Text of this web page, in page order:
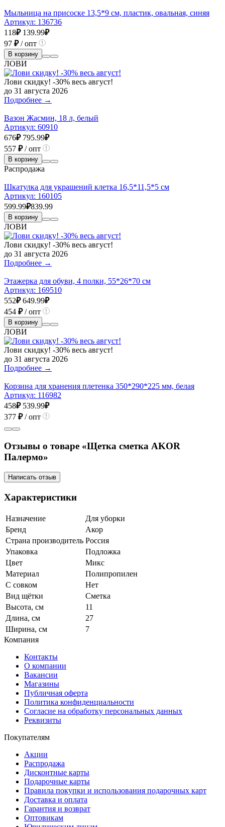
Мыльница на присоске 13,5*9 см, пластик, овальная, синяя
Артикул: 136736
118₽ 139.99₽
97 ₽/ опт
В корзину
ЛОВИ
Лови скидку! -30% весь август!
до 31 августа 2026
Подробнее →
Вазон Жасмин, 18 л, белый
Артикул: 60910
676₽ 795.99₽
557 ₽/ опт
В корзину
Распродажа
Шкатулка для украшений клетка 16,5*11,5*5 см
Артикул: 160105
599.99₽839.99
В корзину
ЛОВИ
Лови скидку! -30% весь август!
до 31 августа 2026
Подробнее →
Этажерка для обуви, 4 полки, 55*26*70 см
Артикул: 169510
552₽ 649.99₽
454 ₽/ опт
В корзину
ЛОВИ
Лови скидку! -30% весь август!
до 31 августа 2026
Подробнее →
Корзина для хранения плетенка 350*290*225 мм, белая
Артикул: 116982
458₽ 539.99₽
377 ₽/ опт
Отзывы о товаре «Щетка сметка AKOR
Палермо»
Написать отзыв
Характеристики
Назначение
Для уборки
Бренд
Акор
Страна производитель Россия
Упаковка
Подложка
Цвет
Микс
Материал
Полипропилен
С совком
Нет
Вид щётки
Сметка
Высота, см
11
Длина, см
27
Ширина, см
7
Компания
Контакты
О компании
Вакансии
Магазины
Публичная оферта
Политика конфиденциальности
Согласие на обработку персональных данных
Реквизиты
Покупателям
Акции
Распродажа
Дисконтные карты
Подарочные карты
Правила покупки и использования подарочных карт
Доставка и оплата
Гарантия и возврат
Оптовикам